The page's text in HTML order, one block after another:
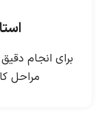
برای انجام
مراحل